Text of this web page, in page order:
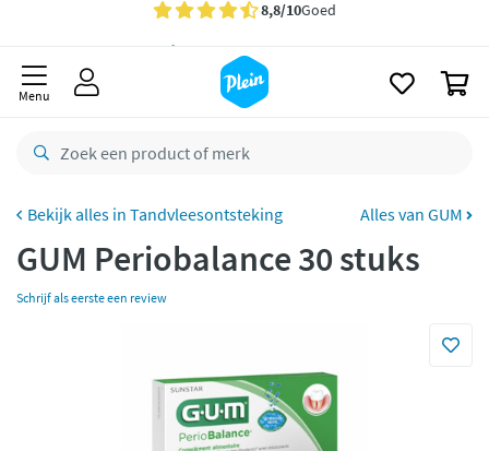
Gratisbezorging vanaf 35,- *
besteld,
retourneren
CO2 neutraal
Betaal met Klarna
Menu
Tandvleesontsteking Alles van GUM
GUM Periobalance 30 stuks
Schrijf als eerste een review